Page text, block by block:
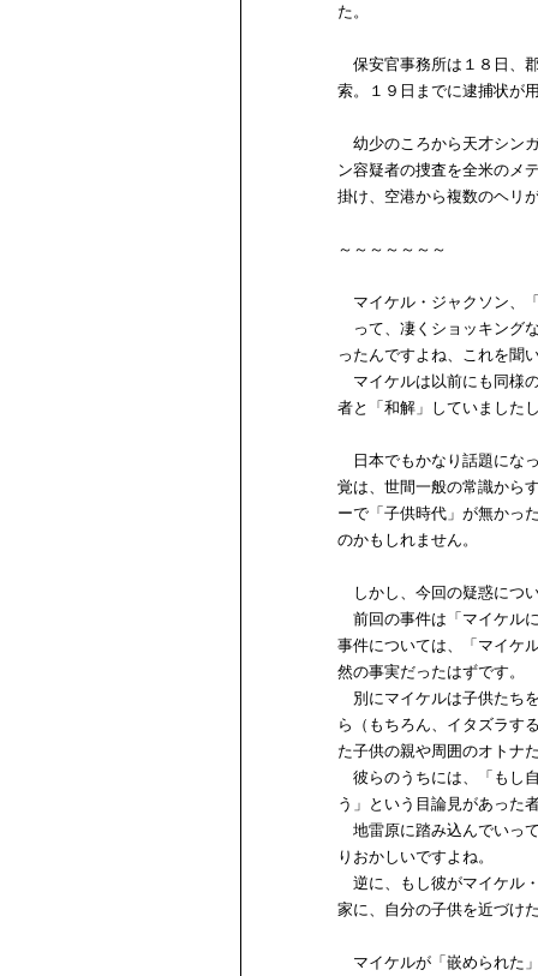
た。
保安官事務所は１８日、
索。１９日までに逮捕状が
幼少のころから天才シン
ン容疑者の捜査を全米のメ
掛け、空港から複数のヘリ
～～～～～～～
マイケル・ジャクソン、
って、凄くショッキング
ったんですよね、これを聞
マイケルは以前にも同様
者と「和解」していました
日本でもかなり話題にな
覚は、世間一般の常識から
ーで「子供時代」が無かっ
のかもしれません。
しかし、今回の疑惑につ
前回の事件は「マイケル
事件については、「マイケ
然の事実だったはずです。
別にマイケルは子供たち
ら（もちろん、イタズラす
た子供の親や周囲のオトナ
彼らのうちには、「もし
う」という目論見があった
地雷原に踏み込んでいっ
りおかしいですよね。
逆に、もし彼がマイケル
家に、自分の子供を近づけ
マイケルが「嵌められた